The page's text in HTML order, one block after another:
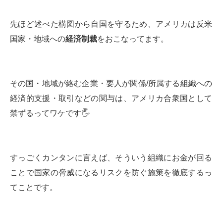
先ほど述べた構図から自国を守るため、アメリカは反米
国家・地域への経済制裁をおこなってます。
その国・地域が絡む企業・要人が関係/所属する組織への
経済的支援・取引などの関与は、アメリカ合衆国として
禁ずるってワケです🖐
すっごくカンタンに言えば、そういう組織にお金が回る
ことで国家の脅威になるリスクを防ぐ施策を徹底するっ
てことです。